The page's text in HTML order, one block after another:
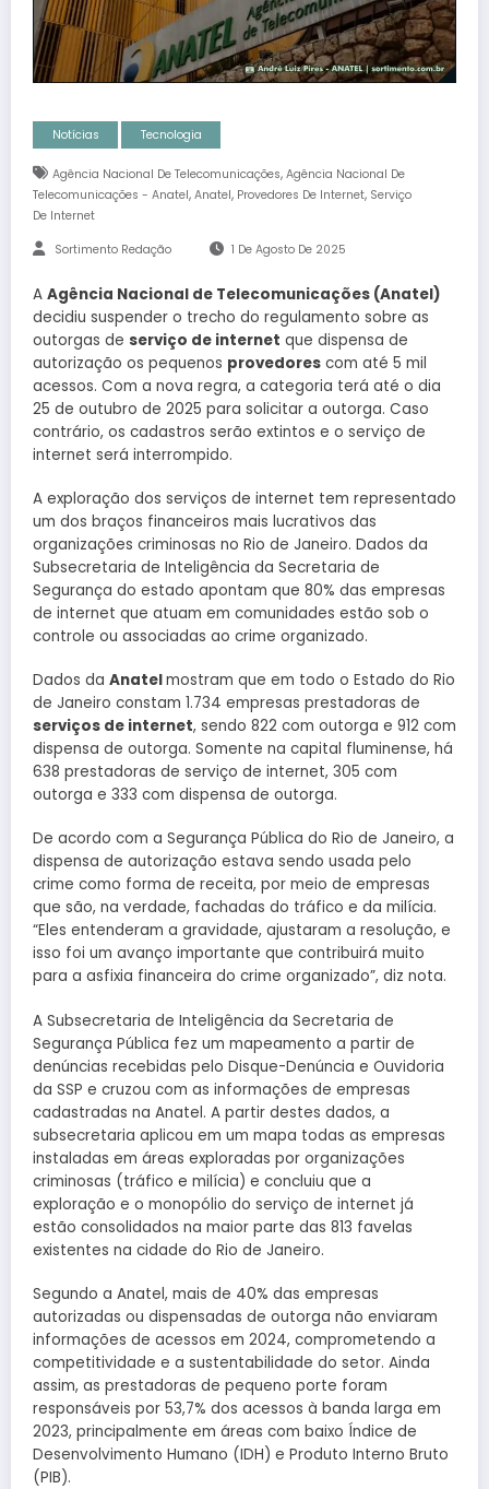
Notícias Tecnologia
Agência Nacional De Telecomunicações, Agência Nacional De
Telecomunicações - Anatel, Anatel, Provedores De Internet, Serviço
De Internet
Sortimento Redação 1 De Agosto De 2025
A Agência Nacional de Telecomunicações (Anatel)
decidiu suspender o trecho do regulamento sobre as
outorgas de serviço de internet que dispensa de
autorização os pequenos provedores com até 5 mil
acessos. Com a nova regra, a categoria terá até o dia
25 de outubro de 2025 para solicitar a outorga. Caso
contrário, os cadastros serão extintos e o serviço de
internet será interrompido.
A exploração dos serviços de internet tem representado
um dos braços financeiros mais lucrativos das
organizações criminosas no Rio de Janeiro. Dados da
Subsecretaria de Inteligência da Secretaria de
Segurança do estado apontam que 80% das empresas
de internet que atuam em comunidades estão sob o
controle ou associadas ao crime organizado.
Dados da Anatelmostram que em todo o Estado do Rio
de Janeiro constam 1.734 empresas prestadoras de
serviços de internet, sendo 822 com outorga e 912 com
dispensa de outorga. Somente na capital fluminense, há
638 prestadoras de serviço de internet, 305 com
outorga e 333 com dispensa de outorga.
De acordo com a Segurança Pública do Rio de Janeiro, a
dispensa de autorização estava sendo usada pelo
crime como forma de receita, por meio de empresas
que são, na verdade, fachadas do tráfico e da milícia.
“Eles entenderam a gravidade, ajustaram a resolução, e
isso foi um avanço importante que contribuirá muito
para a asfixia financeira do crime organizado”, diz nota.
A Subsecretaria de Inteligência da Secretaria de
Segurança Pública fez um mapeamento a partir de
denúncias recebidas pelo Disque-Denúncia e Ouvidoria
da SSP e cruzou com as informações de empresas
cadastradas na Anatel. A partir destes dados, a
subsecretaria aplicou em um mapa todas as empresas
instaladas em áreas exploradas por organizações
criminosas (tráfico e milícia) e concluiu que a
exploração e o monopólio do serviço de internet já
estão consolidados na maior parte das 813 favelas
existentes na cidade do Rio de Janeiro.
Segundo a Anatel, mais de 40% das empresas
autorizadas ou dispensadas de outorga não enviaram
informações de acessos em 2024, comprometendo a
competitividade e a sustentabilidade do setor. Ainda
assim, as prestadoras de pequeno porte foram
responsáveis por 53,7% dos acessos à banda larga em
2023, principalmente em áreas com baixo Índice de
Desenvolvimento Humano (IDH) e Produto Interno Bruto
(PIB).